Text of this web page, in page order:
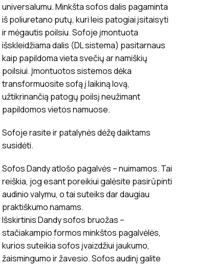
universalumu. Minkšta sofos dalis pagaminta
iš poliuretano putų, kuri leis patogiai įsitaisyti
ir mėgautis poilsiu. Sofoje įmontuota
išskleidžiama dalis (DL sistema) pasitarnaus
kaip papildoma vieta svečių ar namiškių
poilsiui. Įmontuotos sistemos dėka
transformuosite sofą į laikiną lovą,
užtikrinančią patogų poilsį neužimant
papildomos vietos namuose.
Sofoje rasite ir patalynės dėžę daiktams
susidėti.
Sofos Dandy atlošo pagalvės – nuimamos. Tai
reiškia, jog esant poreikiui galėsite pasirūpinti
audinio valymu, o tai suteiks dar daugiau
praktiškumo namams.
Išskirtinis Dandy sofos bruožas –
stačiakampio formos minkštos pagalvėlės,
kurios suteikia sofos įvaizdžiui jaukumo,
žaismingumo ir žavesio. Sofos audinį galite